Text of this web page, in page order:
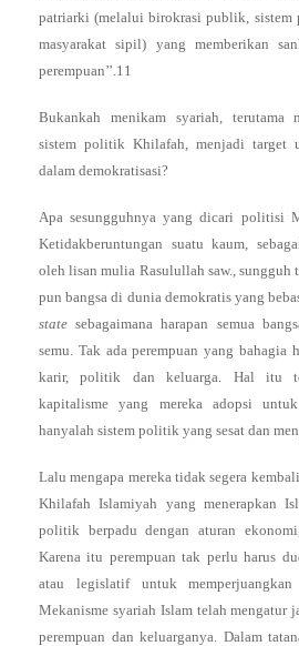
patriarki (melalui birokrasi publik, sistem
masyarakat sipil) yang memberikan
perempuan’’.11
Bukankah menikam syariah, terutama
sistem politik Khilafah, menjadi target
dalam demokratisasi?
Apa sesungguhnya yang dicari politisi
Ketidakberuntungan suatu kaum,
oleh lisan mulia Rasulullah saw., sungguh
pun bangsa di dunia demokratis yang
state sebagaimana harapan semua
semu. Tak ada perempuan yang bahagia
karir, politik dan keluarga. Hal itu
kapitalisme yang mereka adopsi
hanyalah sistem politik yang sesat dan
Lalu mengapa mereka tidak segera
Khilafah Islamiyah yang menerapkan
politik berpadu dengan aturan
Karena itu perempuan tak perlu harus
atau legislatif untuk memperjuangkan
Mekanisme syariah Islam telah mengatur
perempuan dan keluarganya. Dalam